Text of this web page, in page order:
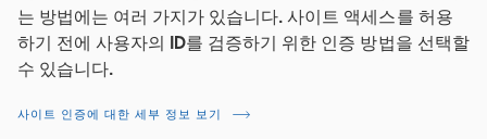
는 방법에는 여러 가지가 있습니다. 사이트 액세스를 허용
하기 전에 사용자의 ID를 검증하기 위한 인증 방법을 선택할
수 있습니다.
사이트 인증에 대한 세부 정보 보기